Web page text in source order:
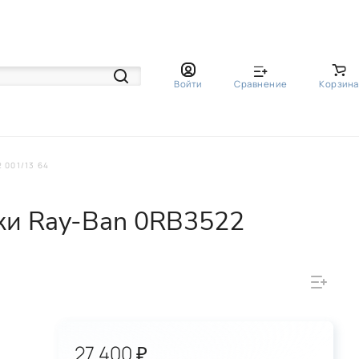
Войти Сравнение Корзина
13 64
Ray-Ban 0RB3522
27 400 ₽